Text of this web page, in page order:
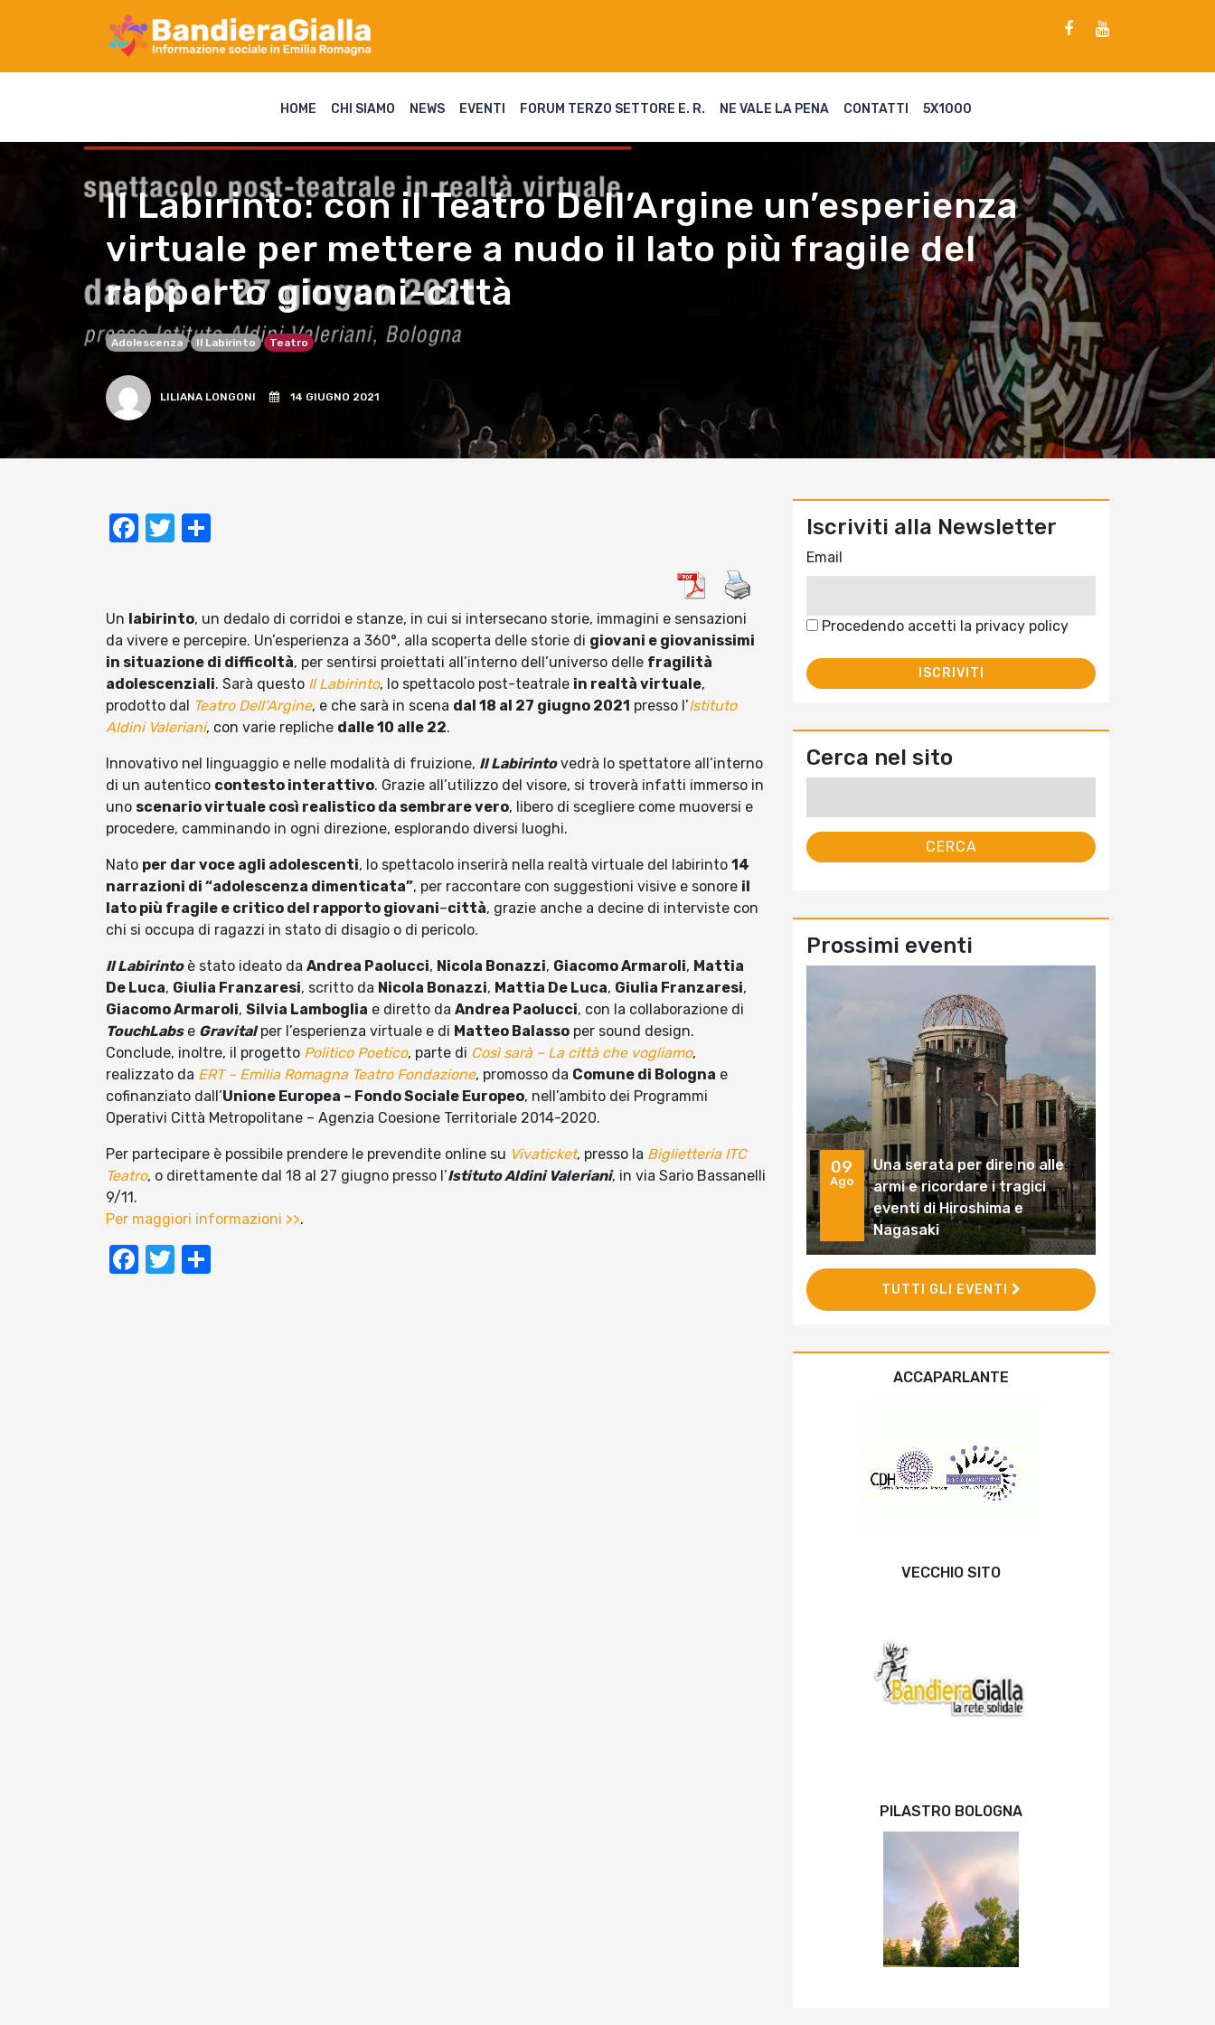
HOME CHI SIAMO NEWS EVENTI FORUM TERZO SETTORE E. R. NE VALE LA PENA CONTATTI 5X1000
Il Labirinto: con il Teatro Dell’Argine un’esperienza
virtuale per mettere a nudo il lato più fragile del
rapporto giovani-città
Adolescenza Il Labirinto Teatro
LILIANA LONGONI 14 GIUGNO 2021
Facebook
Twitter
Un labirinto, un dedalo di corridoi e stanze, in cui si intersecano storie, immagini e sensazioni
da vivere e percepire. Un’esperienza a 360°, alla scoperta delle storie di giovani e giovanissimi
in situazione di difficoltà, per sentirsi proiettati all’interno dell’universo delle fragilità
adolescenziali. Sarà questo Il Labirinto, lo spettacolo post-teatrale in realtà virtuale,
prodotto dal
Teatro Dell’Argine, e che sarà in scena dal 18 al 27 giugno 2021 presso l’Istituto
Aldini Valeriani, con varie repliche dalle 10 alle 22.
Innovativo nel linguaggio e nelle modalità di fruizione, Il Labirintovedrà lo spettatore all’interno
di un autentico contesto interattivo. Grazie all’utilizzo del visore, si troverà infatti immerso in
uno scenario virtuale così realistico da sembrare vero, libero di scegliere come muoversi e
procedere, camminando in ogni direzione, esplorando diversi luoghi.
Nato per dar voce agli adolescenti, lo spettacolo inserirà nella realtà virtuale del labirinto 14
narrazioni di “adolescenza dimenticata”, per raccontare con suggestioni visive e sonore il
lato più fragile e critico del rapporto giovani–città, grazie anche a decine di interviste con
chi si occupa di ragazzi in stato di disagio o di pericolo.
Il Labirintoè stato ideato da Andrea Paolucci, Nicola Bonazzi, Giacomo Armaroli, Mattia
De Luca, Giulia Franzaresi, scritto da Nicola Bonazzi, Mattia De Luca, Giulia Franzaresi,
Giacomo Armaroli, Silvia Lamboglia e diretto da Andrea Paolucci, con la collaborazione di
TouchLabse Gravitalper l’esperienza virtuale e di Matteo Balasso per sound design.
Conclude, inoltre, il progetto Politico Poetico, parte di Così sarà – La città che vogliamo,
realizzato da ERT – Emilia Romagna Teatro Fondazione, promosso da Comune di Bologna e
cofinanziato dall’Unione Europea – Fondo Sociale Europeo, nell’ambito dei Programmi
Operativi Città Metropolitane – Agenzia Coesione Territoriale 2014-2020.
Per partecipare è possibile prendere le prevendite online su Vivaticket, presso la Biglietteria ITC
Teatro, o direttamente dal 18 al 27 giugno presso l’Istituto Aldini Valeriani, in via Sario Bassanelli
9/11.
Per maggiori informazioni >>.
Facebook
Twitter
Iscriviti alla Newsletter
Email
Procedendo accetti la privacy policy
Cerca nel sito
Prossimi eventi
09
Ago
Una serata per dire no alle
armi e ricordare i tragici
eventi di Hiroshima e
Nagasaki
TUTTI GLI EVENTI
ACCAPARLANTE
VECCHIO SITO
PILASTRO BOLOGNA